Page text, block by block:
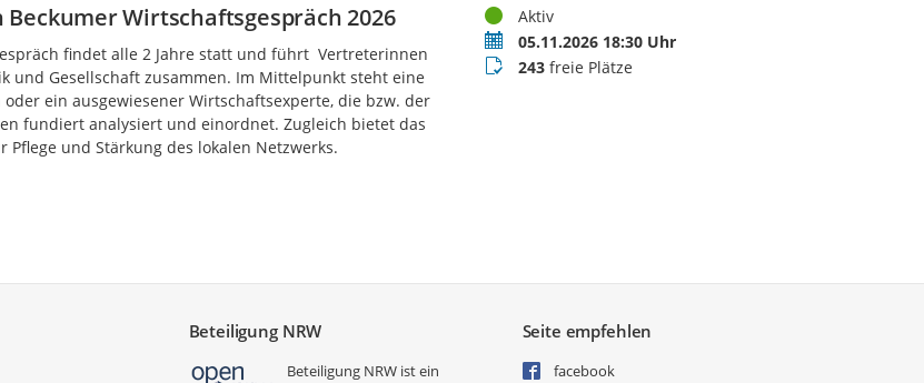
Wirtschaftsgespräch 2026
findet alle 2 Jahre statt und führt Vertreterinnen
und Gesellschaft zusammen. Im Mittelpunkt steht eine
ein ausgewiesener Wirtschaftsexperte, die bzw. der
fundiert analysiert und einordnet. Zugleich bietet das
und Stärkung des lokalen Netzwerks.
StatusAktiv
Termin05.11.2026 18:30 Uhr
Buchungsstatus
243 freie Plätze
Beteiligung NRW
Beteiligung NRW ist ein
Seite empfehlen
facebook